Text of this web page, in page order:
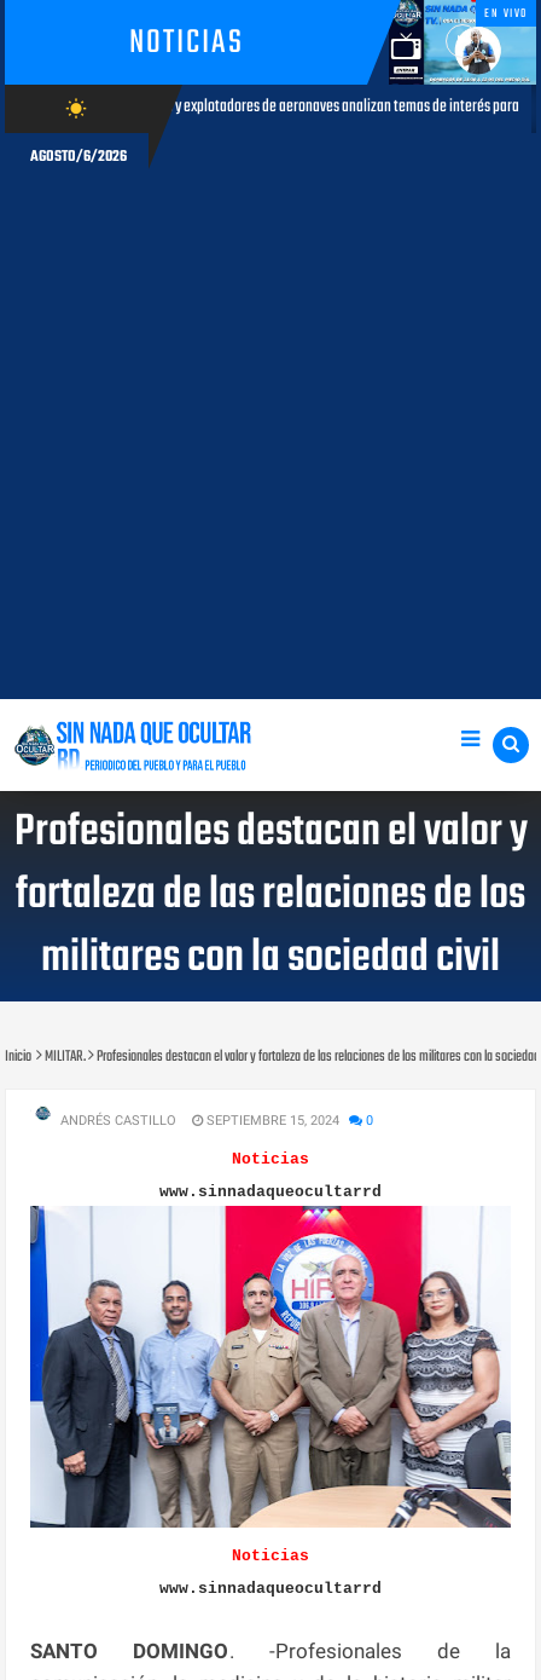
NOTICIAS
EN VIVO
wb_sunny
AGOSTO/6/2026
de aeronaves analizan temas de interés para la aviación civil AGOSTO 05,
Profesionales destacan el valor y
fortaleza de las relaciones de los
militares con la sociedad civil
Inicio MILITAR. Profesionales destacan el valor y fortaleza de las relaciones de los militares con la
ANDRÉS CASTILLO SEPTIEMBRE 15, 2024 0
Noticias
www.sinnadaqueocultarrd
Noticias
www.sinnadaqueocultarrd
SANTO DOMINGO. -Profesionales de la